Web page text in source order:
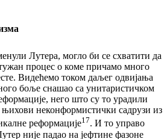
Лутера, могло би се схватити да
тужан процес о коме причамо много
Видећемо током даљег одвијања
боље снашао са унитаристичком
него што су то урадили
неконформистички садрузи из
реформације17. И то управо
није падао на јефтине фазоне